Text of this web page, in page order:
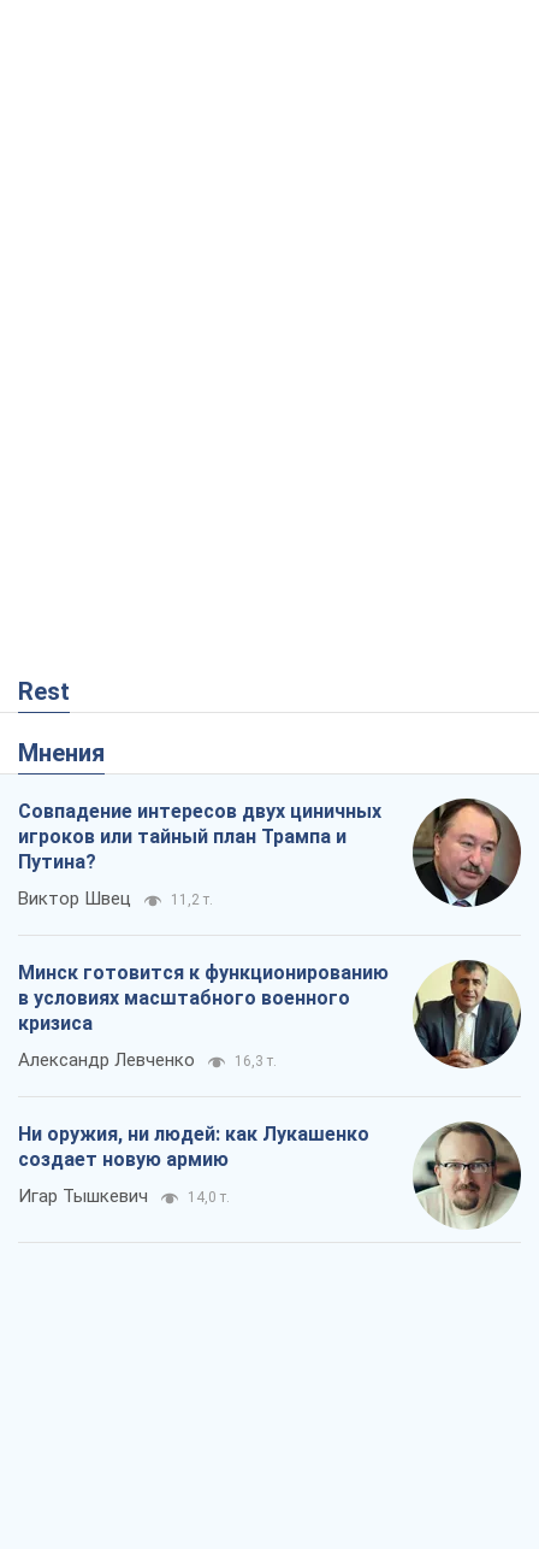
Rest
Мнения
Совпадение интересов двух циничных
игроков или тайный план Трампа и
Путина?
Виктор Швец 11,2 т.
Минск готовится к функционированию
в условиях масштабного военного
кризиса
Александр Левченко 16,3 т.
Ни оружия, ни людей: как Лукашенко
создает новую армию
Игар Тышкевич 14,0 т.